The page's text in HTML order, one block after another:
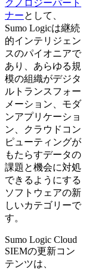
クノロジーパート
ナーとして、
Sumo Logicは継続
的インテリジェン
スのパイオニアで
あり、あらゆる規
模の組織がデジタ
ルトランスフォー
メーション、モダ
ンアプリケーショ
ン、クラウドコン
ピューティングが
もたらすデータの
課題と機会に対処
できるようにする
ソフトウェアの新
しいカテゴリーで
す。
Sumo Logic Cloud
SIEMの更新コン
テンツは、